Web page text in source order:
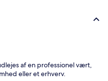
af en professionel vært,
eller et erhverv.